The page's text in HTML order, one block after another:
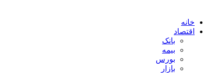
خانه
اقتصاد
بانک
بیمه
بورس
بازار